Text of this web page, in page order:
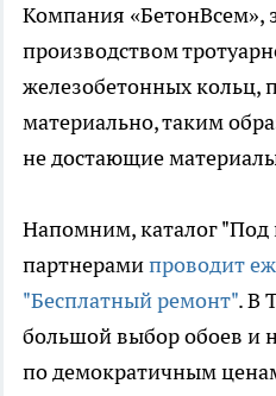
Компания «БетонВсем»,
производством
железобетонных кольц,
материально, таким
не достающие
Напомним, каталог "Под
партнерамипроводит
"Бесплатный ремонт". В
большой выбор обоев и
по демократичным